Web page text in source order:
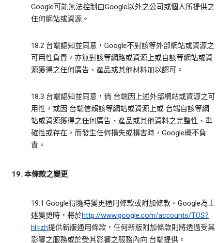
Google可能無法控制由Google以外之公司或個人所提供之
任何網站或資源。
18.2 台端認知並同意，Google不對該等外部網站或資源之
可用性負責，亦無對該等網路或資源上或自該等網站或資
源獲得之任何廣告、產品或其他材料加以認可。
18.3 台端認知並同意，倘 台端因上述外部網站或資源之可
用性，或因 台端信賴該等網站或資源上或 台端自該等網
站或資源獲得之任何廣告、產品或其他資料之完整性、準
確性或存在，而發生任何損失或損害時，Google概不負
責。
19. 本條款之變更
19.1 Google得隨時變更通用條款或附加條款。Google為上
述變更時，將於http://www.google.com/accounts/TOS?
hl=zh提供新版通用條款，任何新版附加條款則將透過受其
影響之服務或於受其影響之服務內向 台端提供。